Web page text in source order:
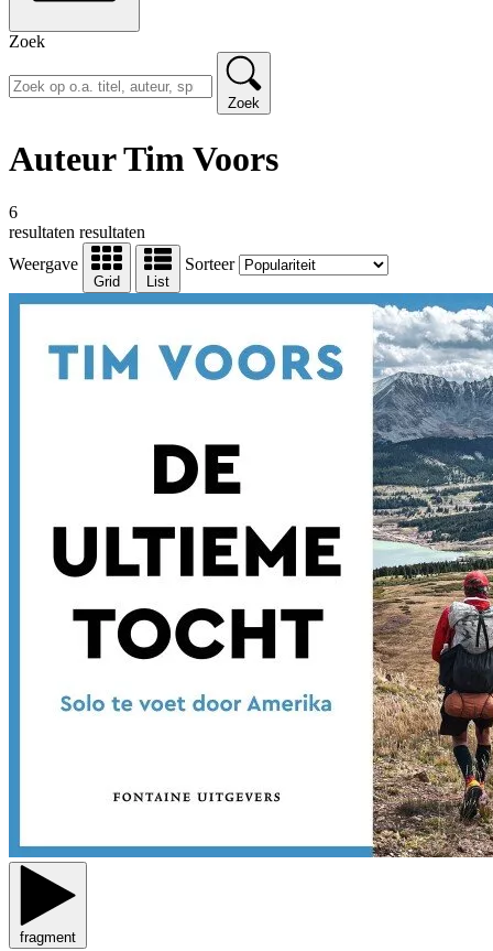
Zoek
Zoek
Auteur Tim Voors
6
resultaten resultaten
Weergave
Grid List
Sorteer
fragment